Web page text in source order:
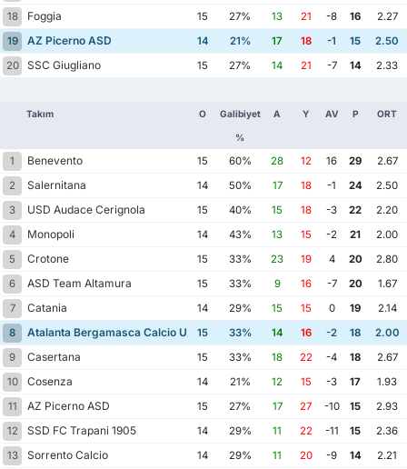
18
Foggia 15 27% 13 21 -8 16
2.27
19
AZ Picerno ASD 14 21% 17 18 -1 15
2.50
20
SSC Giugliano 15 27% 14 21 -7 14 2.33
Takım O Galibiyet
%
A Y AV P ORT
1 Benevento 15 60% 28 12 16 29
2.67
2
Salernitana 14 50% 17 18 -1 24
2.50
3
USD Audace Cerignola 15 40% 15 18 -3 22
2.20
4
Monopoli 14 43% 13 15 -2 21
2.00
5
Crotone 15 33% 23 19 4 20
2.80
6
ASD Team Altamura 15 33% 9 16 -7 20
1.67
7
Catania 14 29% 15 15 0 19
2.14
8
Atalanta Bergamasca Calcio U2315 33% 14 16 -2 18
2.00
9
Casertana 15 33% 18 22 -4 18
2.67
10
Cosenza 14 21% 12 15 -3 17
1.93
11
AZ Picerno ASD 15 27% 17 27 -10 15
2.93
12
SSD FC Trapani 1905 14 29% 11 22 -11 15
2.36
13
Sorrento Calcio 14 29% 11 20 -9 14
2.21